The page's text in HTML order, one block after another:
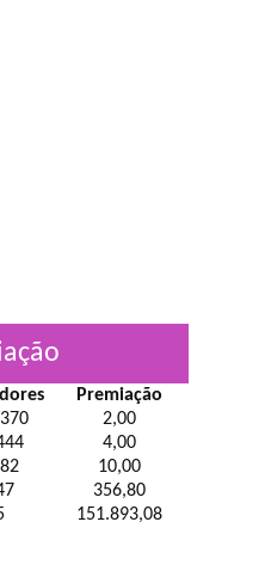
Premiação
2,00
4,00
10,00
356,80
151.893,08